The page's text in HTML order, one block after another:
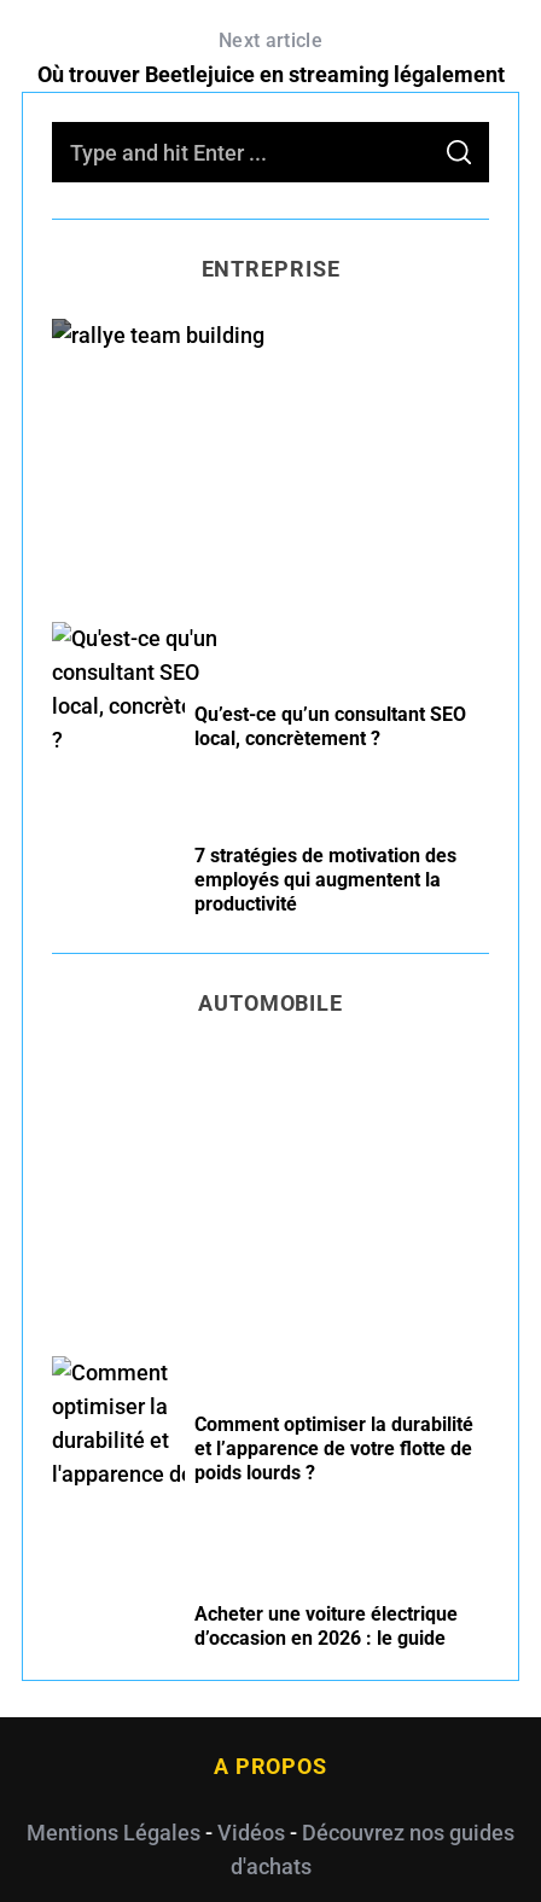
Next article
Où trouver Beetlejuice en streaming légalement
f
S
A
C
ENTREPRISE
Qu’est-ce qu’un consultant SEO
local, concrètement ?
7 stratégies de motivation des
employés qui augmentent la
productivité
AUTOMOBILE
Comment optimiser la durabilité
et l’apparence de votre flotte de
poids lourds ?
Acheter une voiture électrique
d’occasion en 2026 : le guide
A PROPOS
Mentions Légales-Vidéos- Découvrez nos guides
d'achats